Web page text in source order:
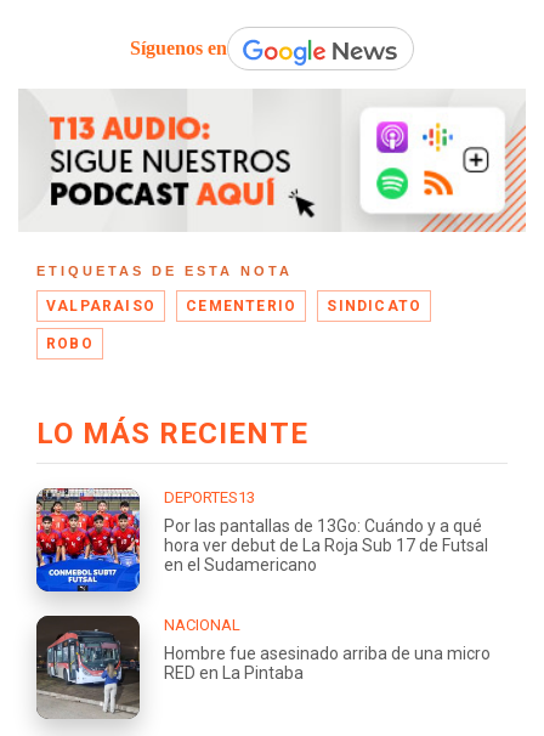
Síguenos en
ETIQUETAS DE ESTA NOTA
VALPARAISO CEMENTERIO SINDICATO
ROBO
LO MÁS RECIENTE
DEPORTES13
Por las pantallas de 13Go: Cuándo y a qué
hora ver debut de La Roja Sub 17 de Futsal
en el Sudamericano
NACIONAL
Hombre fue asesinado arriba de una micro
RED en La Pintaba